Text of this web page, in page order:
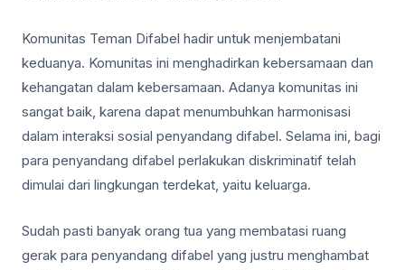
Komunitas Teman Difabel hadir untuk menjembatani
keduanya. Komunitas ini menghadirkan kebersamaan dan
kehangatan dalam kebersamaan. Adanya komunitas ini
sangat baik, karena dapat menumbuhkan harmonisasi
dalam interaksi sosial penyandang difabel. Selama ini, bagi
para penyandang difabel perlakukan diskriminatif telah
dimulai dari lingkungan terdekat, yaitu keluarga.
Sudah pasti banyak orang tua yang membatasi ruang
gerak para penyandang difabel yang justru menghambat